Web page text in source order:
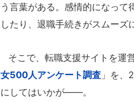
う言葉がある。感情的になって
したり、退職手続きがスムーズ
そこで、転職支援サイトを運
女500人アンケート調査 」を、
にしてはいかが――。